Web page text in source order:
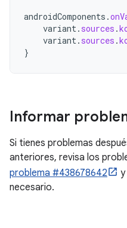
androidComponents .
variant. sources .
variant. sources .
}
Informar
Si tienes problemas
anteriores, revisa los
problema #438678642
necesario.